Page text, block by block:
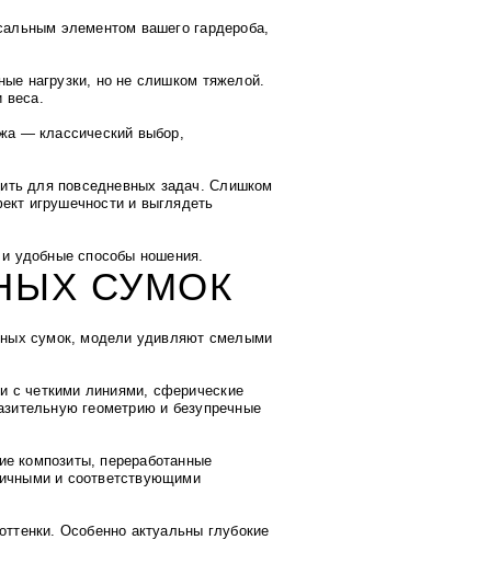
элементом вашего гардероба,
нагрузки, но не слишком тяжелой.
веса.
— классический выбор,
для повседневных задач.Слишком
игрушечности и выглядеть
и удобные способы ношения.
СУМОК
сумок, модели удивляют смелыми
с четкими линиями, сферические
геометрию и безупречные
композиты, переработанные
и соответствующими
Особенно актуальны глубокие